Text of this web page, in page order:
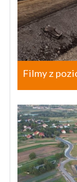
Filmy z